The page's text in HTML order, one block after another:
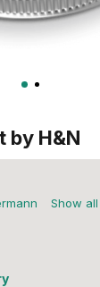
by H&N
Show